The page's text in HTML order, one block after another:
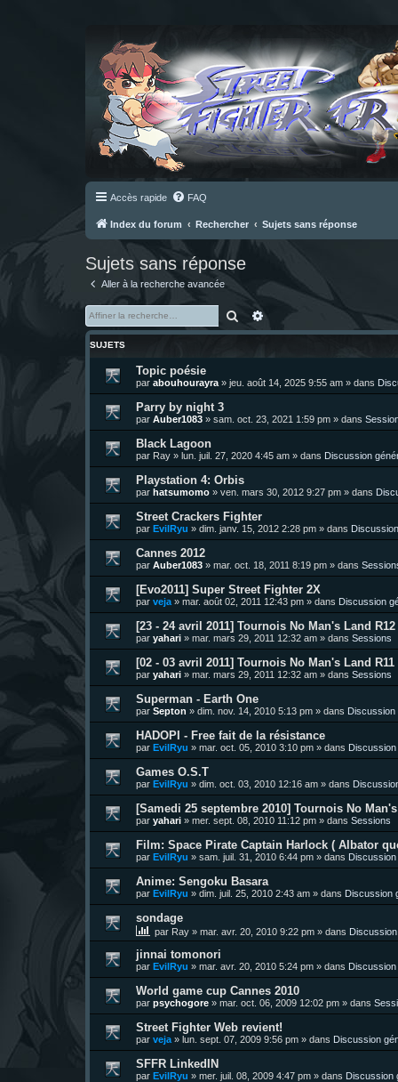
Accès rapide FAQ
Index du forum Rechercher Sujets sans réponse
Sujets sans réponse
Aller à la recherche avancée
Rechercher
Recherche avancée
SUJETS
Topic poésie
par abouhourayra » jeu. août 14, 2025 9:55 am » dans
Parry by night 3
par Auber1083 » sam. oct. 23, 2021 1:59 pm » dans
Black Lagoon
par Ray » lun. juil. 27, 2020 4:45 am » dans Discussion
Playstation 4: Orbis
par hatsumomo » ven. mars 30, 2012 9:27 pm » dans
Street Crackers Fighter
par EvilRyu » dim. janv. 15, 2012 2:28 pm » dans
Cannes 2012
par Auber1083 » mar. oct. 18, 2011 8:19 pm » dans
[Evo2011] Super Street Fighter 2X
par veja » mar. août 02, 2011 12:43 pm » dans Discussion
[23 - 24 avril 2011] Tournois No Man's Land
par yahari » mar. mars 29, 2011 12:32 am » dans Sessions
[02 - 03 avril 2011] Tournois No Man's Land
par yahari » mar. mars 29, 2011 12:32 am » dans Sessions
Superman - Earth One
par Septon » dim. nov. 14, 2010 5:13 pm » dans Discussion
HADOPI - Free fait de la résistance
par EvilRyu » mar. oct. 05, 2010 3:10 pm » dans
Games O.S.T
par EvilRyu » dim. oct. 03, 2010 12:16 am » dans
[Samedi 25 septembre 2010] Tournois No
par yahari » mer. sept. 08, 2010 11:12 pm » dans Sessions
Film: Space Pirate Captain Harlock ( Albator
par EvilRyu » sam. juil. 31, 2010 6:44 pm » dans
Anime: Sengoku Basara
par EvilRyu » dim. juil. 25, 2010 2:43 am » dans Discussion
sondage
par Ray » mar. avr. 20, 2010 9:22 pm » dans
jinnai tomonori
par EvilRyu » mar. avr. 20, 2010 5:24 pm » dans
World game cup Cannes 2010
par psychogore » mar. oct. 06, 2009 12:02 pm » dans
Street Fighter Web revient!
par veja » lun. sept. 07, 2009 9:56 pm » dans Discussion
SFFR LinkedIN
par EvilRyu » mer. juil. 08, 2009 4:47 pm » dans Discussion